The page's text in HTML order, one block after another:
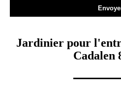
Jardinier pour
Cadalen